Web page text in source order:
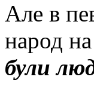
Але в
народ
були